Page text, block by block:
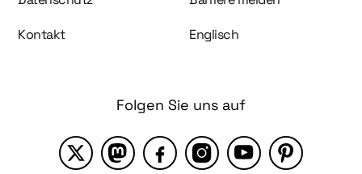
Kontakt Englisch
Folgen Sie uns auf